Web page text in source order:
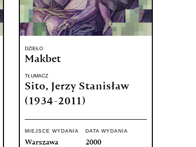
DZIEŁO
Makbet
TŁUMACZ
Sito, Jerzy Stanisław
(1934-2011)
MIEJSCE WYDANIA
Warszawa
DATA WYDANIA
2000